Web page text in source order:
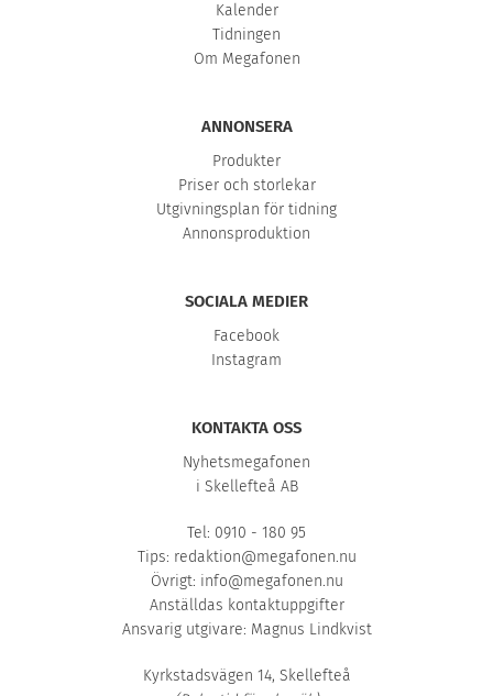
Kalender
Tidningen
Om Megafonen
ANNONSERA
Produkter
Priser och storlekar
Utgivningsplan för tidning
Annonsproduktion
SOCIALA MEDIER
Facebook
Instagram
KONTAKTA OSS
Nyhetsmegafonen
i Skellefteå AB
Tel: 0910 - 180 95
Tips: redaktion@megafonen.nu
Övrigt: info@megafonen.nu
Anställdas kontaktuppgifter
Ansvarig utgivare: Magnus Lindkvist
Kyrkstadsvägen 14, Skellefteå